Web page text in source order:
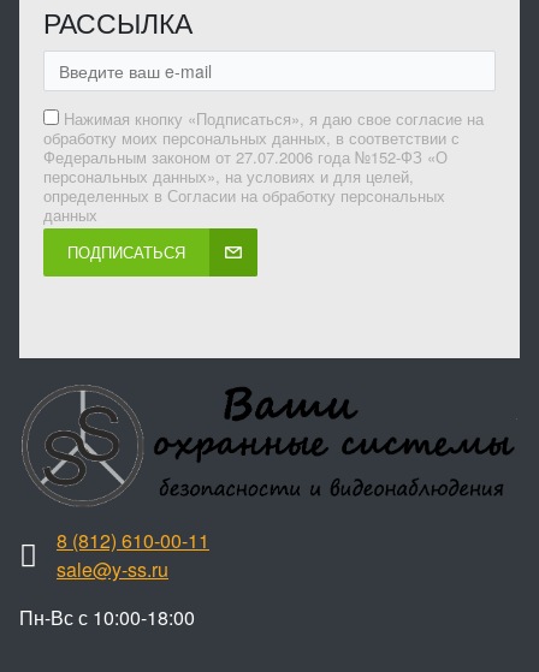
РАССЫЛКА
Нажимая кнопку «Подписаться», я даю свое согласие на
обработку моих персональных данных, в соответствии с
Федеральным законом от 27.07.2006 года №152-ФЗ «О
персональных данных», на условиях и для целей,
определенных в Согласии на обработку персональных
данных
ПОДПИСАТЬСЯ
8 (812) 610-00-11
sale@y-ss.ru
Пн-Вс с 10:00-18:00